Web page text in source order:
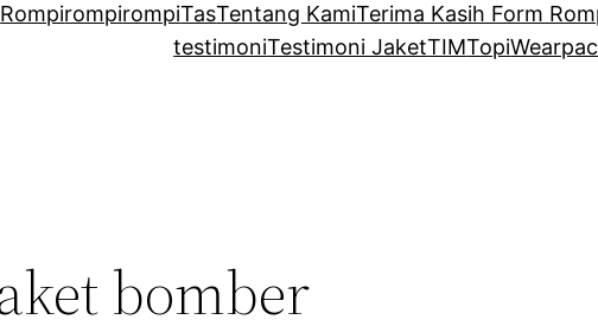
RompirompirompiTasTentang KamiTerima Kasih Form
testimoniTestimoni JaketTIMTopi
bomber